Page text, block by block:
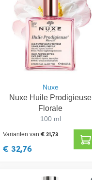
Nuxe
Nuxe Huile Prodigieuse
Florale
100 ml
Varianten van€ 21,73
€ 32,76